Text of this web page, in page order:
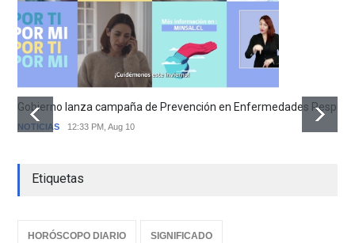
Gobierno lanza campaña de Prevención en Enfermedades
NOTICIAS 12:33 PM, Aug 10
Etiquetas
HORÓSCOPO DIARIO SIGNIFICADO